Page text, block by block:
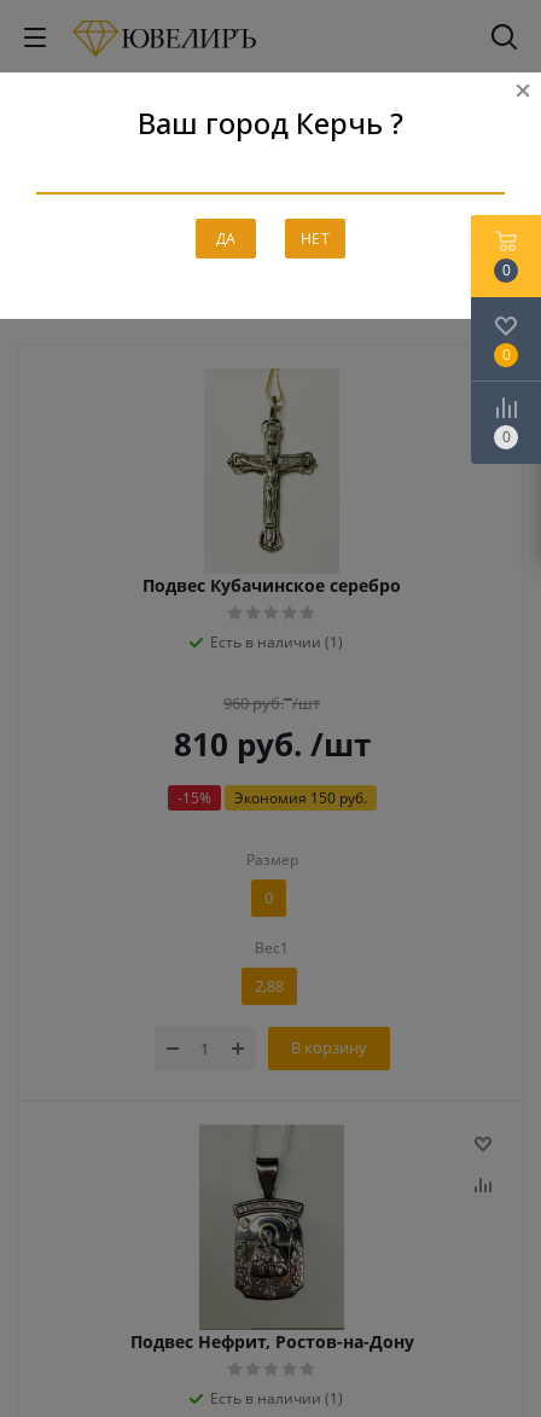
Ваш город Керчь ?
ДА НЕТ
Подвески религиозные
Главная - Каталог - Серебро - Подвески религиозные
Подвес Кубачинское серебро
Есть в наличии (1)
960руб. /шт
810 руб. /шт
-15% Экономия 150 руб.
Размер
0
Вес1
2,88
В корзину
Подвес Нефрит, Ростов-на-Дону
Есть в наличии (1)
0
0
0